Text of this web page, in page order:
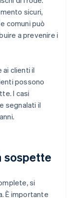
sicuri,
comuni può
a prevenire i
clienti il
possono
I casi
segnalati il
sospette
si
È importante